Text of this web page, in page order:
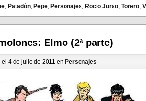
, Patadón, Pepe, Personajes, Rocio Jurao, Torero,
Elmo (2ª parte)
, el 4 de julio de 2011 en Personajes